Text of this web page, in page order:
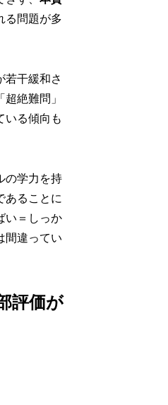
る問題が多
若干緩和さ
絶難問」
いる傾向も
の学力を持
あることに
い＝しっか
間違ってい
評価が